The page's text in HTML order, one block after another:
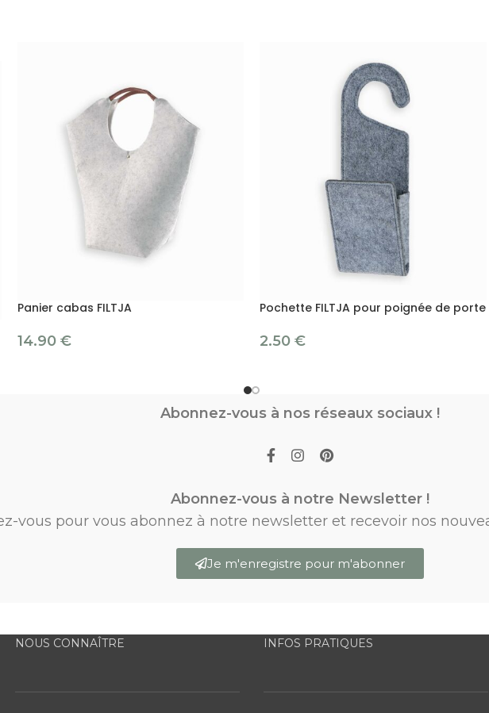
Panier cabas FILTJA
14.90 €
Pochette FILTJA pour poignée de porte
2.50 €
Abonnez-vous à nos réseaux sociaux !
Abonnez-vous à notre Newsletter !
vous pour vous abonnez à notre newsletter et recevoir nos
Je m'enregistre pour m'abonner
NOUS CONNAÎTRE INFOS PRATIQUES